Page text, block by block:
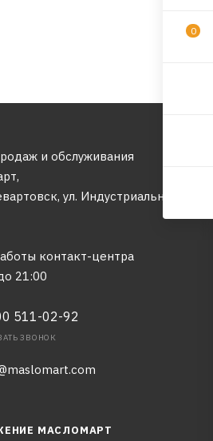
и обслуживания
ул. Индустриальная,
контакт-центра
21:00
511-02-92
ЗВОНОК
МАСЛОМАРТ
0